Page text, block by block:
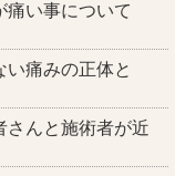
痛い事について
痛みの正体と
さんと施術者が近